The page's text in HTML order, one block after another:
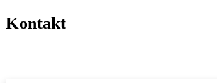
Kontakt